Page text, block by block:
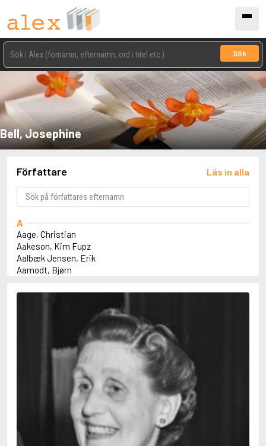
Sök
Bell, Josephine
Författare Läs in alla
A
Aage, Christian
Aakeson, Kim Fupz
Aalbæk Jensen, Erik
Aamodt, Bjørn
Abbey, Kieran
Abdel-Fattah, Randa
Abdolah, Kader
Abgarjan, Narine
Abrahams, Peter (f. 1919)